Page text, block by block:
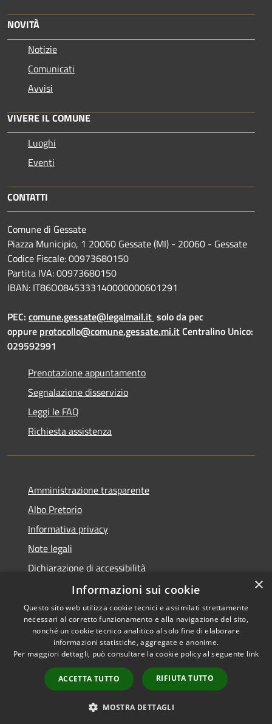
NOVITÀ
Notizie
Comunicati
Avvisi
VIVERE IL COMUNE
Luoghi
Eventi
CONTATTI
Comune di Gessate
Piazza Municipio, 1 20060 Gessate (MI) - 20060 - Gessate
Codice Fiscale: 00973680150
Partita IVA: 00973680150
IBAN: IT86O0845333140000000601291
PEC: comune.gessate@legalmail.it solo da pec
oppure protocollo@comune.gessate.mi.itCentralino Unico:
029592991
Prenotazione appuntamento
Segnalazione disservizio
Leggi le FAQ
Richiesta assistenza
Amministrazione trasparente
Albo Pretorio
Informativa privacy
Note legali
Dichiarazione di accessibilità
Dichiarazione di accessibilità dal 2025
RSS
Accessibilità
Copyright © 2026 • Comune di
Municipium•
Accesso
redazione
×
Informazioni sui cookie
Questo sito web utilizza cookie tecnici e assimilati strettamente
necessari al corretto funzionamento e alla navigazione del sito,
nonché un cookie tecnico analitico al solo fine di elaborare
informazioni statistiche, aggregate e anonime.
Per maggiori dettagli, può consultare la cookie policy al seguente link
ACCETTA TUTTO RIFIUTA TUTTO
MOSTRA DETTAGLI